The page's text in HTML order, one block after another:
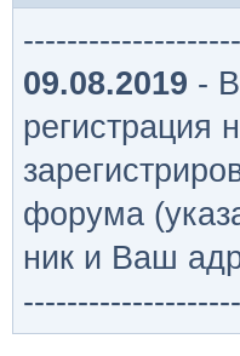
09.08.2019 -
регистрация
форума
ник и Ваш